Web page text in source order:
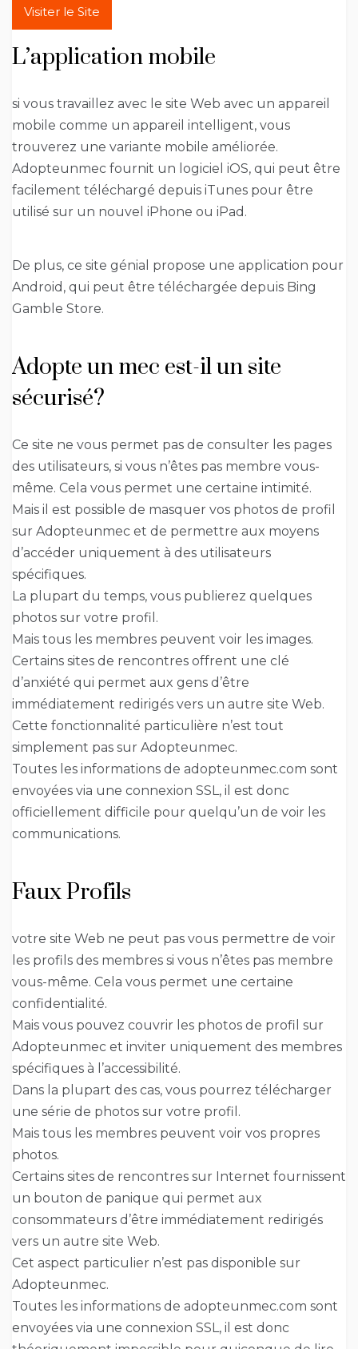
Visiter le Site
L’application mobile
si vous travaillez avec le site Web avec un appareil
mobile comme un appareil intelligent, vous
trouverez une variante mobile améliorée.
Adopteunmec fournit un logiciel iOS, qui peut être
facilement téléchargé depuis iTunes pour être
utilisé sur un nouvel iPhone ou iPad.
De plus, ce site génial propose une application pour
Android, qui peut être téléchargée depuis Bing
Gamble Store.
Adopte un mec est-il un site
sécurisé?
Ce site ne vous permet pas de consulter les pages
des utilisateurs, si vous n’êtes pas membre vous-
même. Cela vous permet une certaine intimité.
Mais il est possible de masquer vos photos de profil
sur Adopteunmec et de permettre aux moyens
d’accéder uniquement à des utilisateurs
spécifiques.
La plupart du temps, vous publierez quelques
photos sur votre profil.
Mais tous les membres peuvent voir les images.
Certains sites de rencontres offrent une clé
d’anxiété qui permet aux gens d’être
immédiatement redirigés vers un autre site Web.
Cette fonctionnalité particulière n’est tout
simplement pas sur Adopteunmec.
Toutes les informations de adopteunmec.com sont
envoyées via une connexion SSL, il est donc
officiellement difficile pour quelqu’un de voir les
communications.
Faux Profils
votre site Web ne peut pas vous permettre de voir
les profils des membres si vous n’êtes pas membre
vous-même. Cela vous permet une certaine
confidentialité.
Mais vous pouvez couvrir les photos de profil sur
Adopteunmec et inviter uniquement des membres
spécifiques à l’accessibilité.
Dans la plupart des cas, vous pourrez télécharger
une série de photos sur votre profil.
Mais tous les membres peuvent voir vos propres
photos.
Certains sites de rencontres sur Internet fournissent
un bouton de panique qui permet aux
consommateurs d’être immédiatement redirigés
vers un autre site Web.
Cet aspect particulier n’est pas disponible sur
Adopteunmec.
Toutes les informations de adopteunmec.com sont
envoyées via une connexion SSL, il est donc